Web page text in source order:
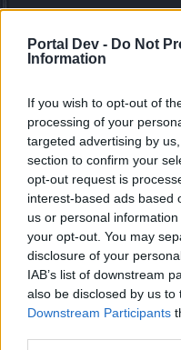
Portal Dev - Do Not
Information
If you wish to opt-out of
processing of your
targeted advertising by
section to confirm your
opt-out request is
interest-based ads based
us or personal
your opt-out. You may
disclosure of your
IAB’s list of downstream
also be disclosed by us to
Downstream Participants
Maksar
and Nepik like this.
Nepik
Padavan
OPINATAS
Дижон,Самма,UrbanGhostand